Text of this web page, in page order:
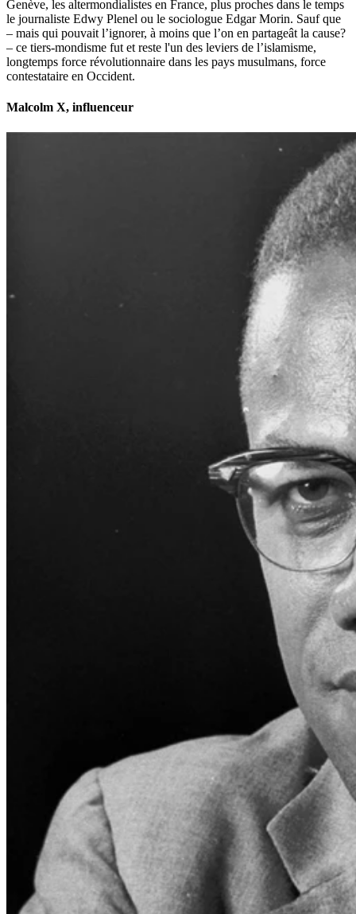
Genève, les altermondialistes en France, plus proches dans le temps
le journaliste Edwy Plenel ou le sociologue Edgar Morin. Sauf que
– mais qui pouvait l’ignorer, à moins que l’on en partageât la cause?
– ce tiers-mondisme fut et reste l'un des leviers de l’islamisme,
longtemps force révolutionnaire dans les pays musulmans, force
contestataire en Occident.
Malcolm X, influenceur